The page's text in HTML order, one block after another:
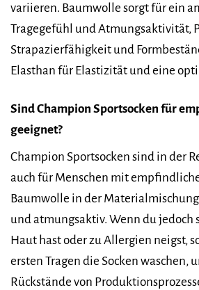
variieren. Baumwolle sorgt für ein
Tragegefühl und Atmungsaktivität,
Strapazierfähigkeit und
Elasthan für Elastizität und eine
Sind Champion Sportsocken für
geeignet?
Champion Sportsocken sind in der
auch für Menschen mit
Baumwolle in der
und atmungsaktiv. Wenn du jedoch
Haut hast oder zu Allergien neigst,
ersten Tragen die Socken waschen,
Rückstände von